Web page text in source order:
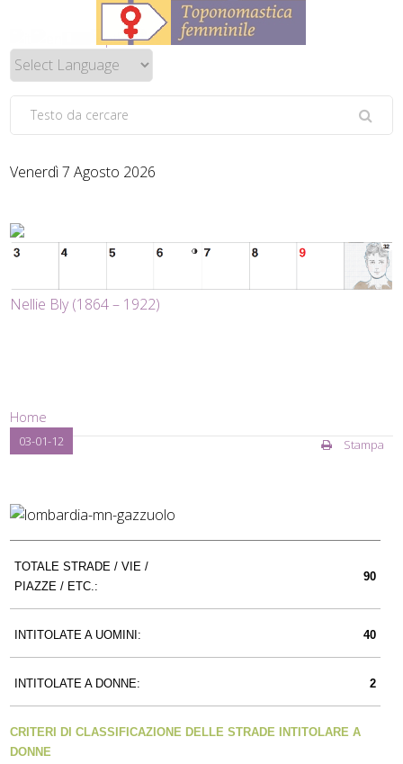
Venerdì 7 Agosto 2026
Nellie Bly (1864 – 1922)
Home
03-01-12 Stampa
TOTALE STRADE / VIE /
PIAZZE / ETC.:
90
INTITOLATE A UOMINI: 40
INTITOLATE A DONNE: 2
CRITERI DI CLASSIFICAZIONE DELLE STRADE INTITOLARE A
DONNE